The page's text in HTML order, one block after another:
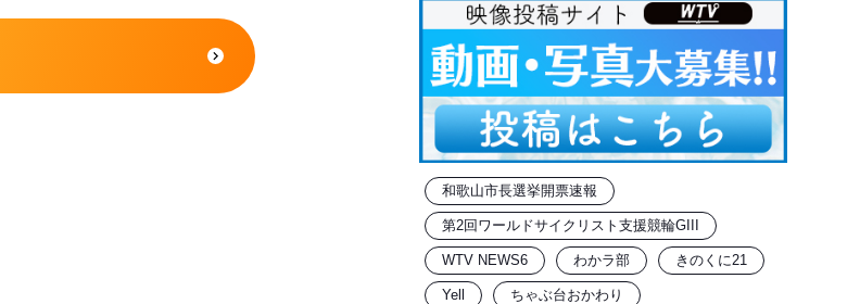
和歌山市長選挙開票速報
第2回ワールドサイクリスト支援競輪GIII
WTV NEWS6 わかラ部 きのくに21
Yell ちゃぶ台おかわり